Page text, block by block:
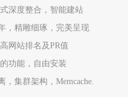
深度整合，智能建站
，精雕细琢，完美呈现
网站排名及PR值
功能，自由安装
集群架构，Memcache.